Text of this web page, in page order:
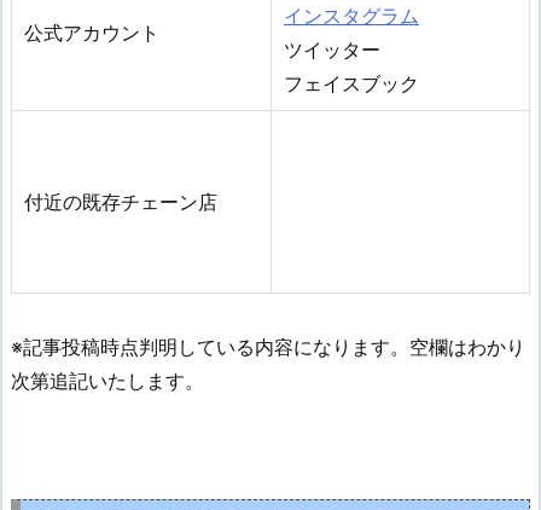
公式アカウント
インスタグラム
ツイッター
フェイスブック
付近の既存チェーン店
※記事投稿時点判明している内容になります。空欄はわかり
次第追記いたします。